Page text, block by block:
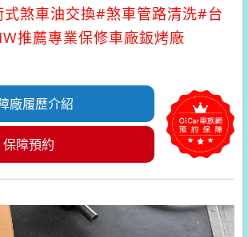
煞車油交換#煞車管路清洗#台
推薦專業保修車廠鈑烤廠
廠履歷介紹
保障預約